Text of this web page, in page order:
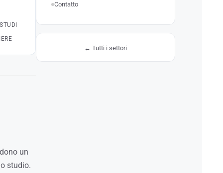
un
studio.
Contatto
← Tutti i settori